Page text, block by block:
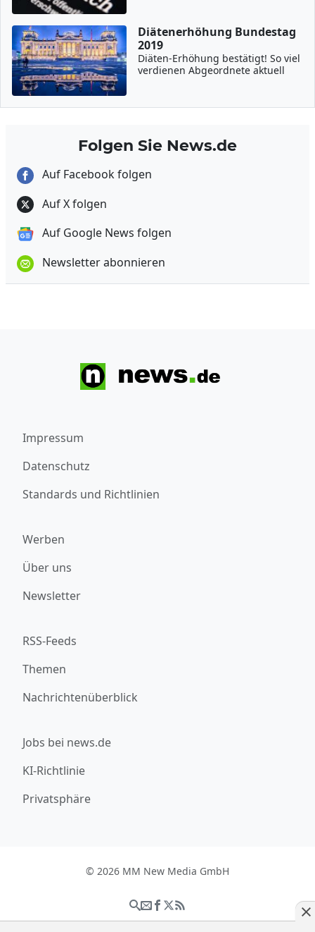
Diätenerhöhung Bundestag
2019
Diäten-Erhöhung bestätigt! So viel
verdienen Abgeordnete aktuell
Folgen Sie News.de
Auf Facebook folgen
Auf X folgen
Auf Google News folgen
Newsletter abonnieren
Impressum
Datenschutz
Standards und Richtlinien
Werben
Über uns
Newsletter
RSS-Feeds
Themen
Nachrichtenüberblick
Jobs bei news.de
KI-Richtlinie
Privatsphäre
© 2026 MM New Media GmbH